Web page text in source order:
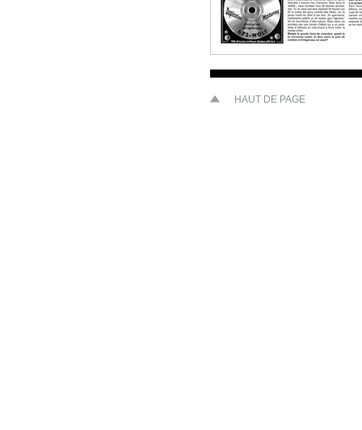
HAUT DE PAGE